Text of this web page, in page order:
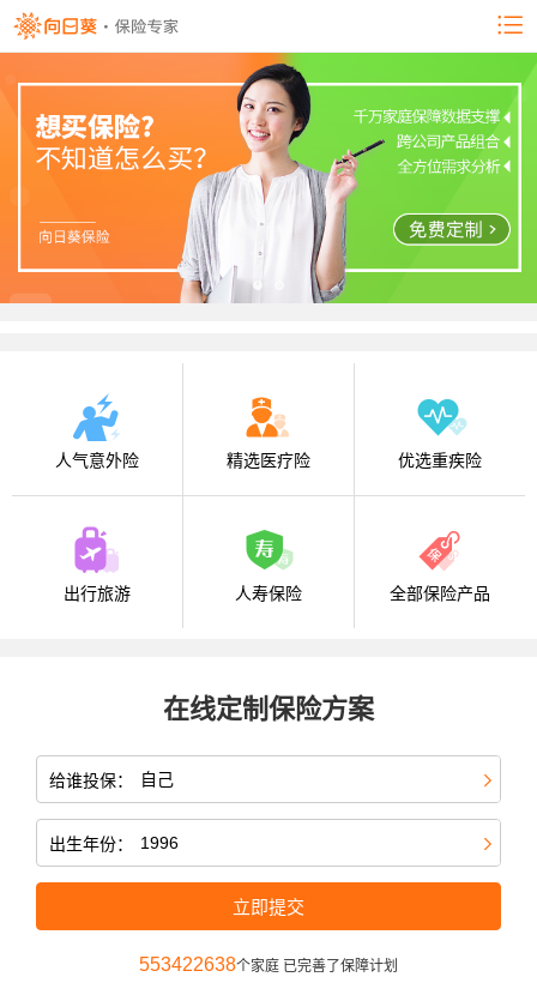
人气意外险 精选医疗险 优选重疾险
出行旅游 人寿保险 全部保险产品
在线定制保险方案
给谁投保：
出生年份：
立即提交
553422638个家庭 已完善了保障计划